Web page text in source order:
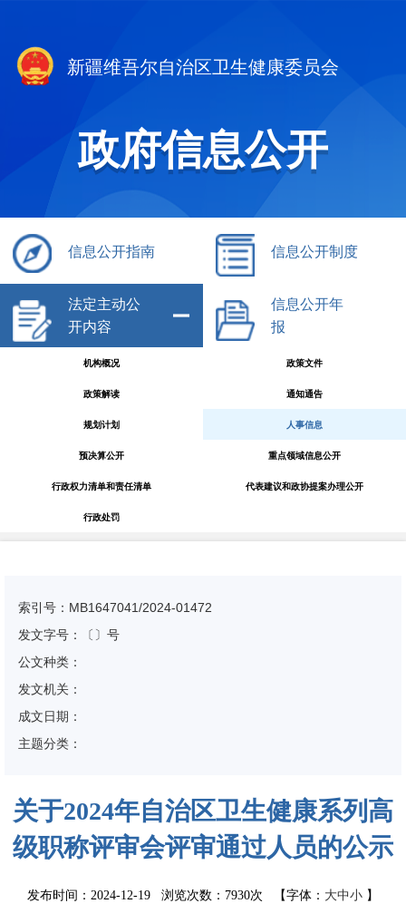
新疆维吾尔自治区卫生健康委员会
政府信息公开
信息公开指南 信息公开制度
法定主动公
开内容
机构概况 政策文件
政策解读 通知通告
规划计划 人事信息
预决算公开 重点领域信息公开
行政权力清单和责任清单 代表建议和政协提案办理公开
行政处罚
信息公开年
报
索引号：MB1647041/2024-01472
发文字号：〔〕号
公文种类：
发文机关：
成文日期：
主题分类：
关于2024年自治区卫生健康系列高
级职称评审会评审通过人员的公示
发布时间：2024-12-19 浏览次数： 7930次 【字体： 大中小 】